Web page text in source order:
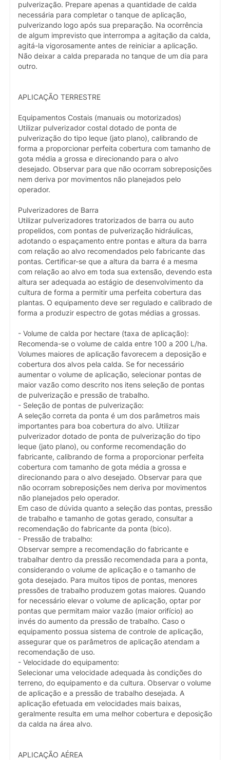
pulverização. Prepare apenas a quantidade de calda
necessária para completar o tanque de aplicação,
pulverizando logo após sua preparação. Na ocorrência
de algum imprevisto que interrompa a agitação da calda,
agitá-la vigorosamente antes de reiniciar a aplicação.
Não deixar a calda preparada no tanque de um dia para
outro.
APLICAÇÃO TERRESTRE
Equipamentos Costais (manuais ou motorizados)
Utilizar pulverizador costal dotado de ponta de
pulverização do tipo leque (jato plano), calibrando de
forma a proporcionar perfeita cobertura com tamanho de
gota média a grossa e direcionando para o alvo
desejado. Observar para que não ocorram sobreposições
nem deriva por movimentos não planejados pelo
operador.
Pulverizadores de Barra
Utilizar pulverizadores tratorizados de barra ou auto
propelidos, com pontas de pulverização hidráulicas,
adotando o espaçamento entre pontas e altura da barra
com relação ao alvo recomendados pelo fabricante das
pontas. Certificar-se que a altura da barra é a mesma
com relação ao alvo em toda sua extensão, devendo esta
altura ser adequada ao estágio de desenvolvimento da
cultura de forma a permitir uma perfeita cobertura das
plantas. O equipamento deve ser regulado e calibrado de
forma a produzir espectro de gotas médias a grossas.
- Volume de calda por hectare (taxa de aplicação):
Recomenda-se o volume de calda entre 100 a 200 L/ha.
Volumes maiores de aplicação favorecem a deposição e
cobertura dos alvos pela calda. Se for necessário
aumentar o volume de aplicação, selecionar pontas de
maior vazão como descrito nos itens seleção de pontas
de pulverização e pressão de trabalho.
- Seleção de pontas de pulverização:
A seleção correta da ponta é um dos parâmetros mais
importantes para boa cobertura do alvo. Utilizar
pulverizador dotado de ponta de pulverização do tipo
leque (jato plano), ou conforme recomendação do
fabricante, calibrando de forma a proporcionar perfeita
cobertura com tamanho de gota média a grossa e
direcionando para o alvo desejado. Observar para que
não ocorram sobreposições nem deriva por movimentos
não planejados pelo operador.
Em caso de dúvida quanto a seleção das pontas, pressão
de trabalho e tamanho de gotas gerado, consultar a
recomendação do fabricante da ponta (bico).
- Pressão de trabalho:
Observar sempre a recomendação do fabricante e
trabalhar dentro da pressão recomendada para a ponta,
considerando o volume de aplicação e o tamanho de
gota desejado. Para muitos tipos de pontas, menores
pressões de trabalho produzem gotas maiores. Quando
for necessário elevar o volume de aplicação, optar por
pontas que permitam maior vazão (maior orifício) ao
invés do aumento da pressão de trabalho. Caso o
equipamento possua sistema de controle de aplicação,
assegurar que os parâmetros de aplicação atendam a
recomendação de uso.
- Velocidade do equipamento:
Selecionar uma velocidade adequada às condições do
terreno, do equipamento e da cultura. Observar o volume
de aplicação e a pressão de trabalho desejada. A
aplicação efetuada em velocidades mais baixas,
geralmente resulta em uma melhor cobertura e deposição
da calda na área alvo.
APLICAÇÃO AÉREA